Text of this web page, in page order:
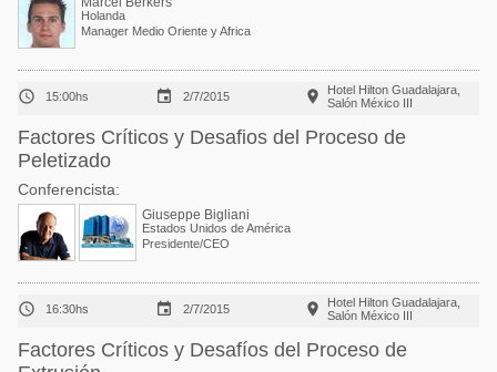
Holanda
Manager Medio Oriente y Africa
 15:00hs  2/7/2015 
Hotel Hilton Guadalajara,
Salón México III
Factores Críticos y Desafios del Proceso de
Peletizado
Conferencista:
Giuseppe Bigliani
Estados Unidos de América
Presidente/CEO
 16:30hs  2/7/2015 
Hotel Hilton Guadalajara,
Salón México III
Factores Críticos y Desafíos del Proceso de